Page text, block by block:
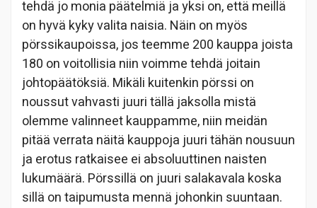
tehdä jo monia päätelmiä ja yksi on, että meillä
on hyvä kyky valita naisia. Näin on myös
pörssikaupoissa, jos teemme 200 kauppa joista
180 on voitollisia niin voimme tehdä joitain
johtopäätöksiä. Mikäli kuitenkin pörssi on
noussut vahvasti juuri tällä jaksolla mistä
olemme valinneet kauppamme, niin meidän
pitää verrata näitä kauppoja juuri tähän nousuun
ja erotus ratkaisee ei absoluuttinen naisten
lukumäärä. Pörssillä on juuri salakavala koska
sillä on taipumusta mennä johonkin suuntaan.